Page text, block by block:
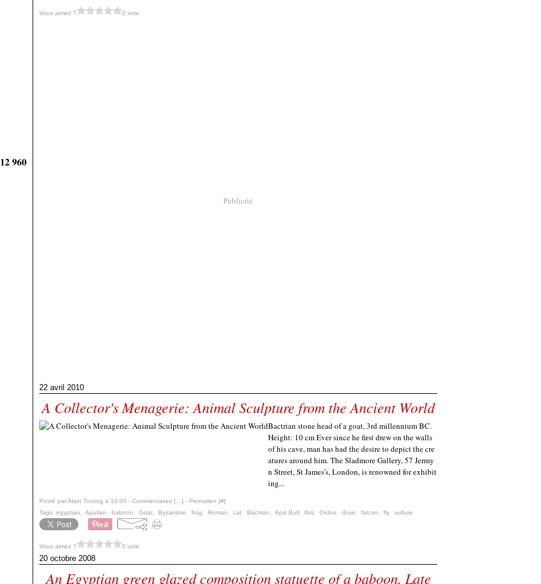
960
Vous aimez ? 0 vote
Publicité
22 avril 2010
A Collector's Menagerie: Animal Sculpture from the Ancient World
Bactrian stone head of a goat, 3rd millennium BC.
Height: 10 cm Ever since he first drew on the walls
of his cave, man has had the desire to depict the cre
atures around him. The Sladmore Gallery, 57 Jermy
n Street, St James’s, London, is renowned for exhibit
ing...
Posté par Alain Truong à 10:00 - Commentaires [ ] - Permalien [#]
Tags: egyptian Apulian baboon Goat Byzantine frog Roman cat Bactrian Apis Bull Ibis Ordos dove falcon fly, vulture
Vous aimez ? 0 vote
20 octobre 2008
An Egyptian green glazed composition statuette of a baboon. Late